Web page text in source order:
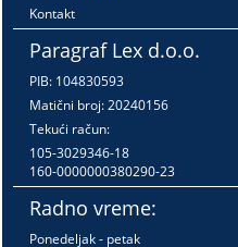
Kontakt
Paragraf Lex d.o.o.
PIB: 104830593
Matični broj: 20240156
Tekući račun:
105-3029346-18
160-0000000380290-23
Radno vreme:
Ponedeljak - petak